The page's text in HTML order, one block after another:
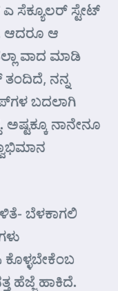
ಸೆಕ್ಯೂಲರ್‌ ಸ್ಟೇಟ್
ಆದರೂ ಆ
ವಾದ ಮಾಡಿ
ನನ್ನ
ಬದಲಾಗಿ
ನಾನೇನೂ
ಬೆಳಕಾಗಲಿ
ಹೆಜ್ಜೆ ಹಾಕಿದೆ.